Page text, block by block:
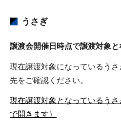
うさぎ
譲渡会開催日時点で譲渡対象
現在譲渡対象になっているう
先をご確認ください。
現在譲渡対象となっているう
で開きます）